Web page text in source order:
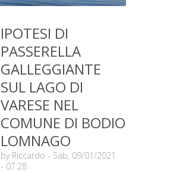
IPOTESI DI
PASSERELLA
GALLEGGIANTE
SUL LAGO DI
VARESE NEL
COMUNE DI BODIO
LOMNAGO
by Riccardo - Sab, 09/01/2021
- 07:28